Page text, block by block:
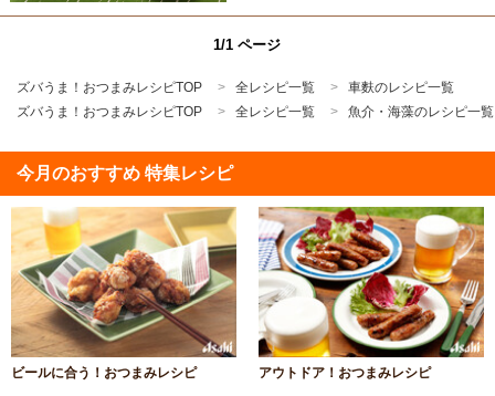
1/1 ページ
ズバうま！おつまみレシピTOP 全レシピ一覧
車麩のレシピ一覧
ズバうま！おつまみレシピTOP
全レシピ一覧 魚介・海藻のレシピ一覧
今月のおすすめ 特集レシピ
ビールに合う！おつまみレシピ アウトドア！おつまみレシピ